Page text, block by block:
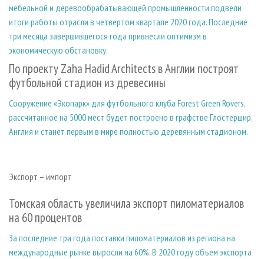
мебельной и деревообрабатывающей промышленности подвели
итоги работы отрасли в четвертом квартале 2020 года. Последние
три месяца завершившегося года привнесли оптимизм в
экономическую обстановку.
По проекту Zaha Hadid Architects в Англии построят
футбольной стадион из древесины
Сооружение «Экопарк» для футбольного клуба Forest Green Rovers,
рассчитанное на 5000 мест будет построено в графстве Глостершир,
Англия и станет первым в мире полностью деревянным стадионом.
Экспорт – импорт
Томская область увеличила экспорт пиломатериалов
на 60 процентов
За последние три года поставки пиломатериалов из региона на
международные рынке выросли на 60%. В 2020 году объем экспорта